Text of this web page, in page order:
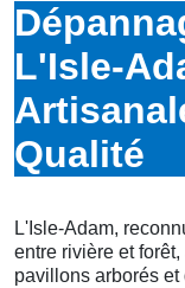
L'Isle-
Qualité
L'Isle-Adam,
entre rivière et
pavillons arborés